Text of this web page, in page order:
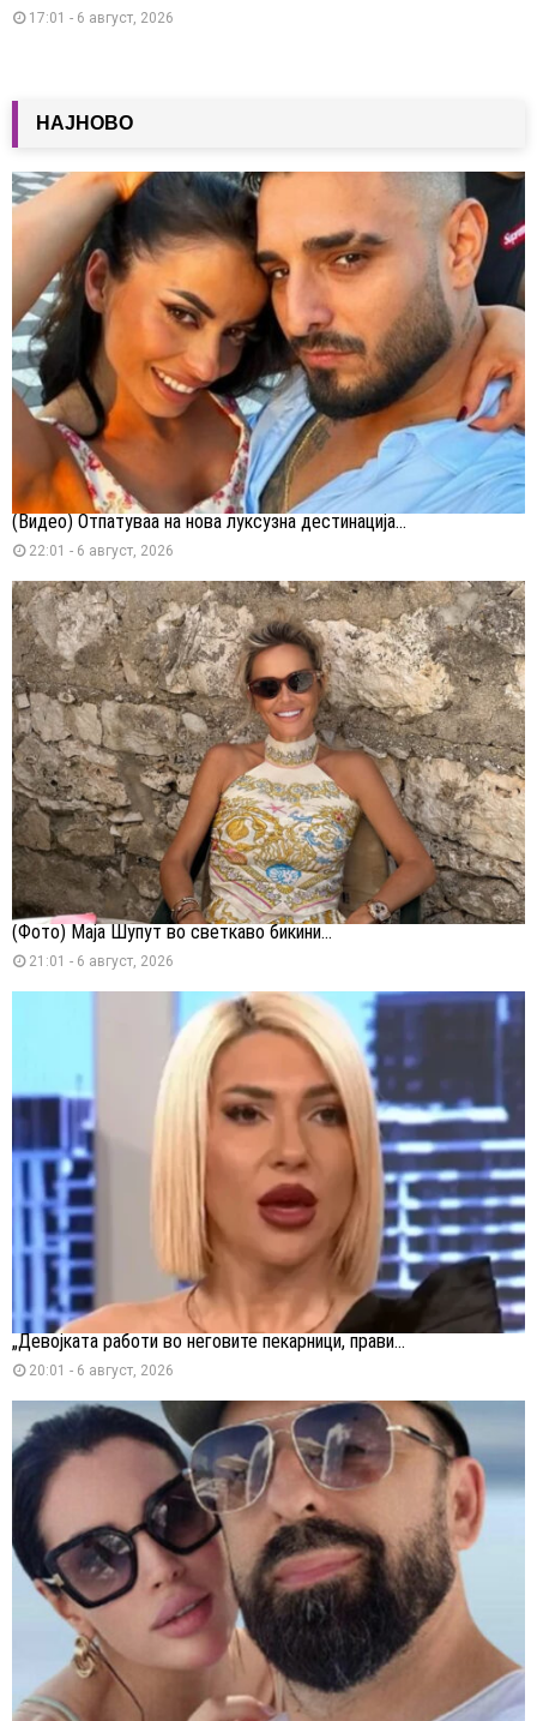
17:01 - 6 август, 2026
НАЈНОВО
(Видео) Отпатуваа на нова луксузна дестинација...
22:01 - 6 август, 2026
(Фото) Маја Шупут во светкаво бикини...
21:01 - 6 август, 2026
„Девојката работи во неговите пекарници, прави...
20:01 - 6 август, 2026